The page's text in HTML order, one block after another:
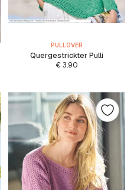
PULLOVER
Quergestrickter Pulli
€3.90